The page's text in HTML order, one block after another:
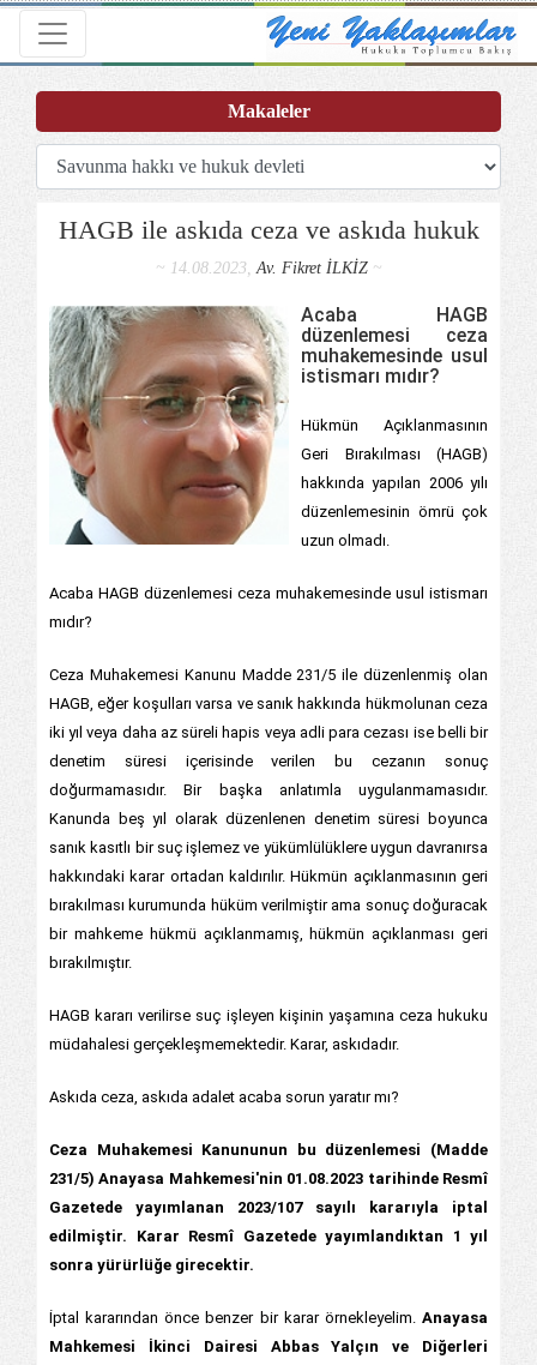
Toggle navigation
HAGB ile askıda ceza ve askıda hukuk
~ 14.08.2023,Av. Fikret İLKİZ~
Acaba HAGB
düzenlemesi ceza
muhakemesinde usul
istismarı mıdır?
Hükmün Açıklanmasının
Geri Bırakılması (HAGB)
hakkında yapılan 2006 yılı
düzenlemesinin ömrü çok
uzun olmadı.
Acaba HAGB düzenlemesi ceza muhakemesinde usul istismarı
mıdır?
Ceza Muhakemesi Kanunu Madde 231/5 ile düzenlenmiş olan
HAGB, eğer koşulları varsa ve sanık hakkında hükmolunan ceza
iki yıl veya daha az süreli hapis veya adli para cezası ise belli bir
denetim süresi içerisinde verilen bu cezanın sonuç
doğurmamasıdır. Bir başka anlatımla uygulanmamasıdır.
Kanunda beş yıl olarak düzenlenen denetim süresi boyunca
sanık kasıtlı bir suç işlemez ve yükümlülüklere uygun davranırsa
hakkındaki karar ortadan kaldırılır. Hükmün açıklanmasının geri
bırakılması kurumunda hüküm verilmiştir ama sonuç doğuracak
bir mahkeme hükmü açıklanmamış, hükmün açıklanması geri
bırakılmıştır.
HAGB kararı verilirse suç işleyen kişinin yaşamına ceza hukuku
müdahalesi gerçekleşmemektedir. Karar, askıdadır.
Askıda ceza, askıda adalet acaba sorun yaratır mı?
Ceza Muhakemesi Kanununun bu düzenlemesi (Madde
231/5) Anayasa Mahkemesi'nin 01.08.2023 tarihinde Resmî
Gazetede yayımlanan 2023/107 sayılı kararıyla iptal
edilmiştir. Karar Resmî Gazetede yayımlandıktan 1 yıl
sonra yürürlüğe girecektir.
İptal kararından önce benzer bir karar örnekleyelim. Anayasa
Mahkemesi İkinci Dairesi Abbas Yalçın ve Diğerleri
Makaleler